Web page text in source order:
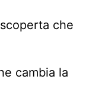
che
cambia la